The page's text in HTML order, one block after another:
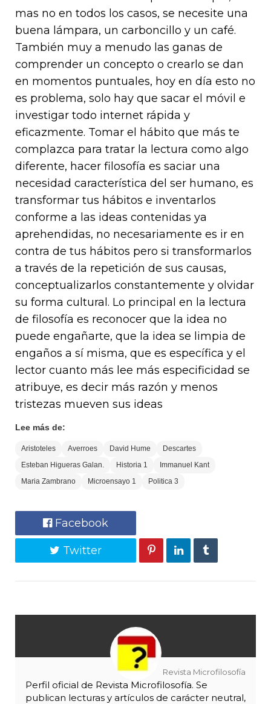
mas no en todos los casos, se necesite una
buena lámpara, un carboncillo y un café.
También muy a menudo las ganas de
comprender un concepto o crearlo se dan
en momentos puntuales, hoy en día esto no
es problema, solo hay que sacar el móvil e
investigar todo internet rápida y
eficazmente. Tomar el hábito que más te
complazca para tratar la lectura como algo
diferente, hacer filosofía es saciar una
necesidad característica del ser humano, es
transformar tus hábitos e inventarlos
conforme a las ideas contenidas ya
aprehendidas, no necesariamente es ir en
contra de tus hábitos pero si transformarlos
a través de la repetición de sus causas,
conceptualizarlos constantemente y olvidar
su forma cultural. Lo principal en la lectura
de filosofía es reconocer que la idea no
puede engañarte, que la idea se limpia de
engaños a sí misma, que es específica y el
lector cuanto más lee más especificidad se
atribuye, es decir más razón y menos
tristezas mueven sus ideas
Lee más de:
Aristoteles Averroes David Hume
Descartes
Esteban Higueras Galan.
Historia 1
Immanuel Kant
Maria Zambrano
Microensayo 1 Politica 3
Facebook
Twitter
Revista Microfilosofía
Perfil oficial de Revista Microfilosofía. Se
publican lecturas y artículos de carácter neutral,